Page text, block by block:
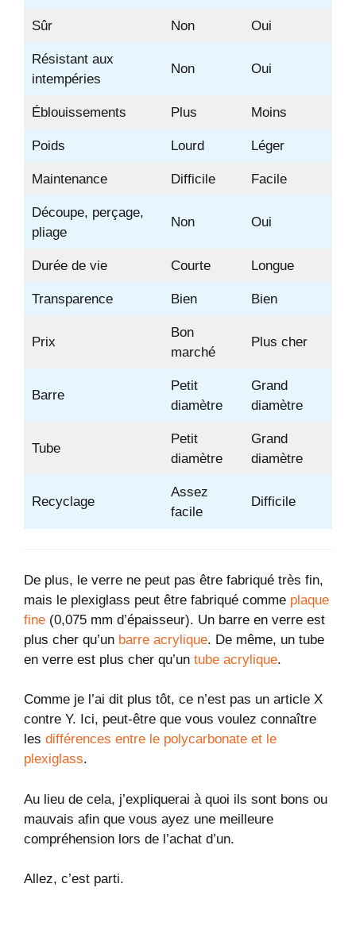
Sûr Non Oui
Résistant aux
intempéries
Non Oui
Éblouissements Plus Moins
Poids Lourd Léger
Maintenance Difficile Facile
Découpe, perçage,
pliage
Non Oui
Durée de vie Courte Longue
Transparence Bien Bien
Prix
Bon
marché
Plus cher
Barre
Petit
diamètre
Grand
diamètre
Tube
Petit
diamètre
Grand
diamètre
Recyclage
Assez
facile
Difficile
De plus, le verre ne peut pas être fabriqué très fin,
mais le plexiglass peut être fabriqué comme plaque
fine (0,075 mm d’épaisseur). Un barre en verre est
plus cher qu’un barre acrylique. De même, un tube
en verre est plus cher qu’un tube acrylique.
Comme je l’ai dit plus tôt, ce n’est pas un article X
contre Y. Ici, peut-être que vous voulez connaître
les différences entre le polycarbonate et le
plexiglass.
Au lieu de cela, j’expliquerai à quoi ils sont bons ou
mauvais afin que vous ayez une meilleure
compréhension lors de l’achat d’un.
Allez, c’est parti.